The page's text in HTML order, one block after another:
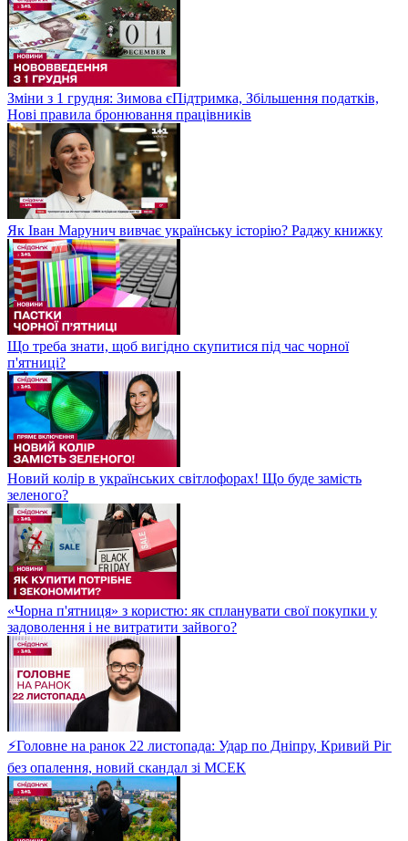
Зміни з 1 грудня: Зимова єПідтримка, Збільшення податків,
Нові правила бронювання працівників
Як Іван Марунич вивчає українську історію? Раджу книжку
Що треба знати, щоб вигідно скупитися під час чорної
п'ятниці?
Новий колір в українських світлофорах! Що буде замість
зеленого?
«Чорна п'ятниця» з користю: як спланувати свої покупки у
задоволення і не витратити зайвого?
⚡Головне на ранок 22 листопада: Удар по Дніпру, Кривий Ріг
без опалення, новий скандал зі МСЕК